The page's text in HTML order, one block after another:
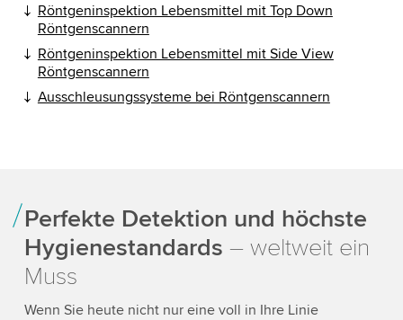
Röntgeninspektion Lebensmittel mit Top Down
Röntgenscannern
Röntgeninspektion Lebensmittel mit Side View
Röntgenscannern
Ausschleusungssysteme bei Röntgenscannern
Perfekte Detektion und höchste
Hygienestandards – weltweit ein
Muss
Wenn Sie heute nicht nur eine voll in Ihre Linie